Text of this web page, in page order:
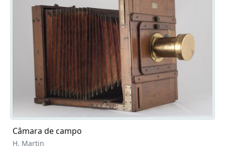
Câmara de campo
H. Martin